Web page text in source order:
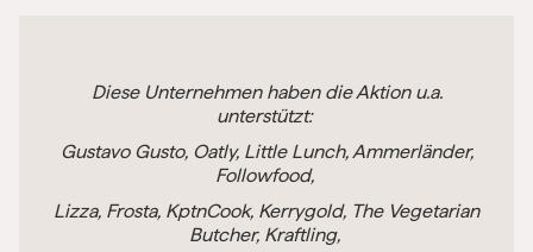
Diese Unternehmen haben die Aktion u.a.
unterstützt:
Gustavo Gusto, Oatly, Little Lunch, Ammerländer,
Followfood,
Lizza, Frosta, KptnCook, Kerrygold, The Vegetarian
Butcher, Kraftling,